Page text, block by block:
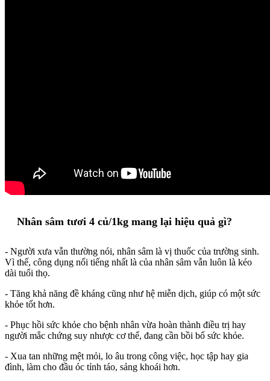
Nhân sâm tươi 4 củ/1kg mang lại hiệu quả gì?
- Người xưa vẫn thường nói, nhân sâm là vị thuốc của trường sinh.
Vì thế, công dụng nổi tiếng nhất là của nhân sâm vẫn luôn là kéo
dài tuổi thọ.
- Tăng khả năng đề kháng cũng như hệ miễn dịch, giúp có một sức
khỏe tốt hơn.
- Phục hồi sức khỏe cho bệnh nhân vừa hoàn thành điều trị hay
người mắc chứng suy nhược cơ thể, đang cần bồi bổ sức khỏe.
- Xua tan những mệt mỏi, lo âu trong công việc, học tập hay gia
đình, làm cho đầu óc tỉnh táo, sảng khoái hơn.